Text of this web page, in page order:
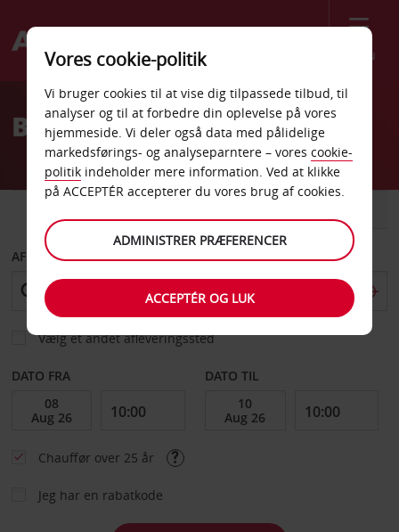
Menu
Welcome
AvisBilleje Asti
AFHENT FRA
Vælg et andet afleveringssted
DATO FRA DATO TIL
Chauffør over 25 år
Jeg har en rabatkode
Vores cookie-politik
Vi bruger cookies til at vise dig tilpassede tilbud, til
analyser og til at forbedre din oplevelse på vores
hjemmeside. Vi deler også data med pålidelige
markedsførings- og analyseparntere – vores cookie-
politik indeholder mere information. Ved at klikke
på ACCEPTÉR accepterer du vores brug af cookies.
ADMINISTRER PRÆFERENCER
ACCEPTÉR OG LUK